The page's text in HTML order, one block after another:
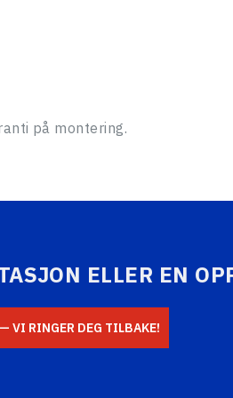
på montering.
ELLER EN
VI RINGER DEG TILBAKE!